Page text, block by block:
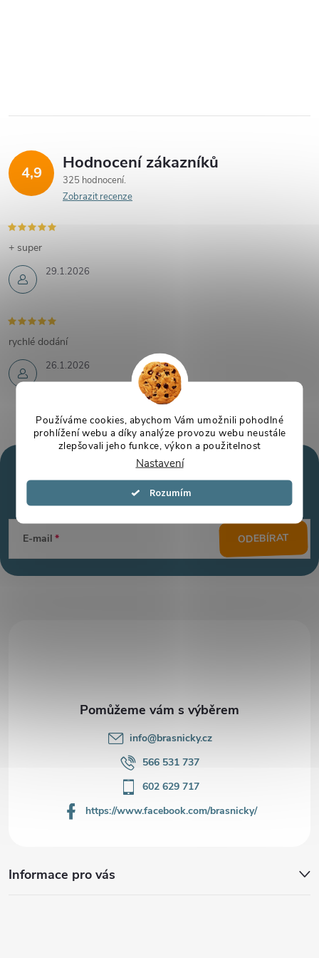
Používáme cookies, abychom Vám umožnili pohodlné
prohlížení webu a díky analýze provozu webu neustále
zlepšovali jeho funkce, výkon a použitelnost
Nastavení
Souhlasím
4,9 Hodnocení zákazníků
325 hodnocení
Zobrazit recenze
29.1.2026
+ super
26.1.2026
rychlé dodání
p
Mějte přehled o novinkách
a slevách
E-mail ODEBÍRAT
info@brasnicky.cz
566 531 737
602 629 717
https://www.facebook.com/brasnicky/
Informace pro vás